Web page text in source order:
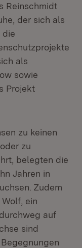
Reinschmidt
der sich als
die
als
sowie
Projekt
zu keinen
zu
belegten die
Jahren in
Zudem
ein
auf
sind